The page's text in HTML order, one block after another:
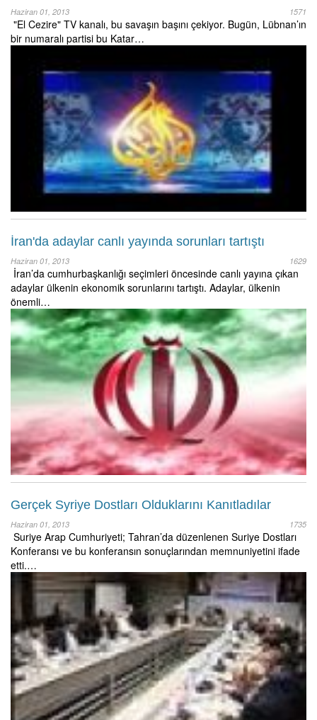
Haziran 01, 2013 1571
"El Cezire" TV kanalı, bu savaşın başını çekiyor. Bugün, Lübnan’ın
bir numaralı partisi bu Katar…
İran'da adaylar canlı yayında sorunları tartıştı
Haziran 01, 2013 1629
İran’da cumhurbaşkanlığı seçimleri öncesinde canlı yayına çıkan
adaylar ülkenin ekonomik sorunlarını tartıştı. Adaylar, ülkenin
önemli…
Gerçek Syriye Dostları Olduklarını Kanıtladılar
Haziran 01, 2013 1735
Suriye Arap Cumhuriyeti; Tahran’da düzenlenen Suriye Dostları
Konferansı ve bu konferansın sonuçlarından memnuniyetini ifade
etti.…